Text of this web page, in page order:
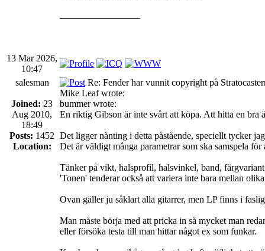
13 Mar 2026,
10:47
salesman
Joined: 23
Aug 2010,
18:49
Posts: 1452
Location:
Re: Fender har vunnit copyright på
Mike Leaf wrote:
bummer wrote:
En riktig Gibson är inte svårt att köpa. Att hitta en bra
Det ligger nånting i detta påstående, speciellt tycker
Det är väldigt många parametrar som ska samspela
Tänker på vikt, halsprofil, halsvinkel, band,
'Tonen' tenderar också att variera inte bara mellan
Ovan gäller ju såklart alla gitarrer, men LP finns i
Man måste börja med att pricka in så mycket man
eller försöka testa till man hittar något ex som funkar.